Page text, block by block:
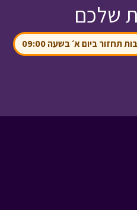
שלכם
תחזור ביום א׳ בשעה 09:00